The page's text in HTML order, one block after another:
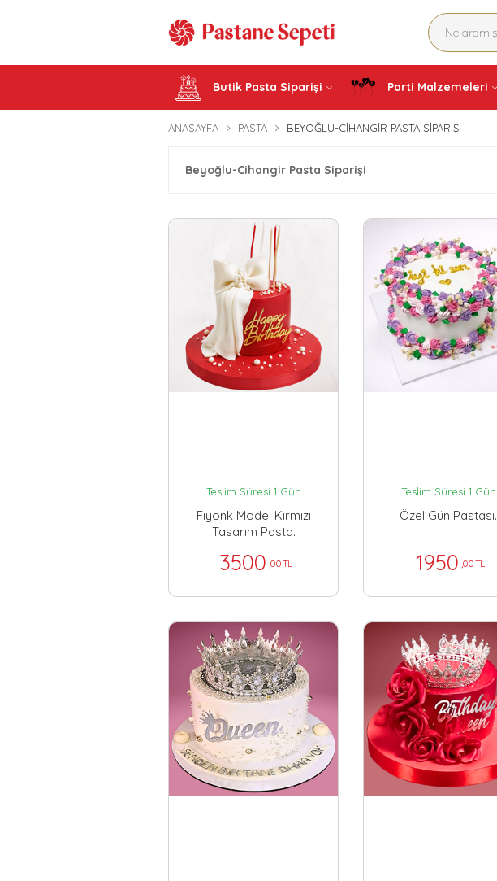
Butik Pasta Siparişi Parti Malzemeleri
ANASAYFA PASTA BEYOĞLU-CIHANGIR PASTA SIPARIŞI
Beyoğlu-Cihangir Pasta Siparişi
Teslim Süresi 1 Gün
Fiyonk Model Kırmızı
Tasarım Pasta.
3500 ,00 TL
Teslim Süresi 1 Gün
Özel Gün Pastası.
1950 ,00 TL